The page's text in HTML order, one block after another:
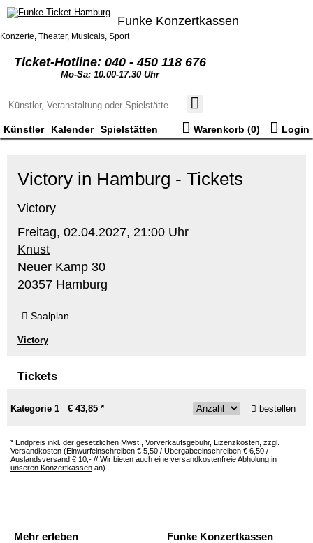
Funke Konzertkassen
Konzerte, Theater, Musicals, Sport
Ticket-Hotline: 040 - 450 118 676
Mo-Sa: 10.00-17.30 Uhr
Künstler Kalender Spielstätten Warenkorb (0) Login
Victory in Hamburg - Tickets
Victory
Freitag, 02.04.2027, 21:00 Uhr
Knust
Neuer Kamp 30
20357 Hamburg
Saalplan
Victory
Tickets
Kategorie 1 € 43,85 * bestellen
* Endpreis inkl. der gesetzlichen Mwst., Vorverkaufsgebühr, Lizenzkosten, zzgl.
Versandkosten (Einwurfeinschreiben € 5,50 / Übergabeeinschreiben € 6,50 /
Auslandsversand € 10,- // Wir bieten auch eine versandkostenfreie Abholung in
unseren Konzertkassen an)
Mehr erleben
Funke Konzertkassen